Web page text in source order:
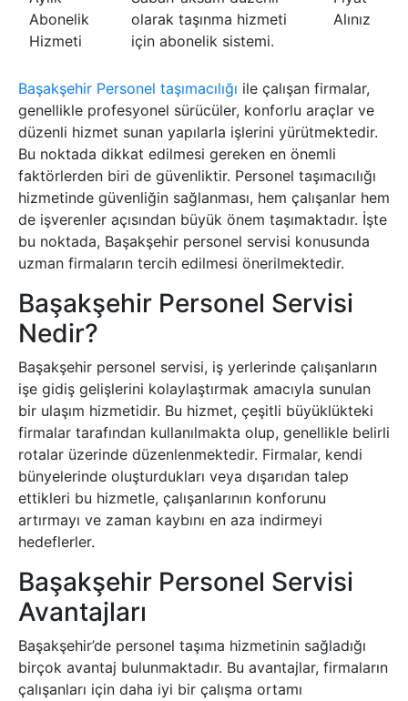
Abonelik
Hizmeti
olarak taşınma hizmeti
için abonelik sistemi.
Alınız
Başakşehir Personel taşımacılığı ile çalışan firmalar,
genellikle profesyonel sürücüler, konforlu araçlar ve
düzenli hizmet sunan yapılarla işlerini yürütmektedir.
Bu noktada dikkat edilmesi gereken en önemli
faktörlerden biri de güvenliktir. Personel taşımacılığı
hizmetinde güvenliğin sağlanması, hem çalışanlar hem
de işverenler açısından büyük önem taşımaktadır. İşte
bu noktada, Başakşehir personel servisi konusunda
uzman firmaların tercih edilmesi önerilmektedir.
Başakşehir Personel Servisi
Nedir?
Başakşehir personel servisi, iş yerlerinde çalışanların
işe gidiş gelişlerini kolaylaştırmak amacıyla sunulan
bir ulaşım hizmetidir. Bu hizmet, çeşitli büyüklükteki
firmalar tarafından kullanılmakta olup, genellikle belirli
rotalar üzerinde düzenlenmektedir. Firmalar, kendi
bünyelerinde oluşturdukları veya dışarıdan talep
ettikleri bu hizmetle, çalışanlarının konforunu
artırmayı ve zaman kaybını en aza indirmeyi
hedeflerler.
Başakşehir Personel Servisi
Avantajları
Başakşehir’de personel taşıma hizmetinin sağladığı
birçok avantaj bulunmaktadır. Bu avantajlar, firmaların
çalışanları için daha iyi bir çalışma ortamı